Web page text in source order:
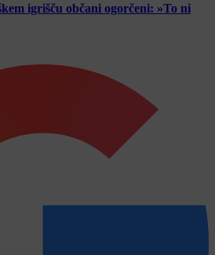
igrišču občani ogorčeni: »To ni